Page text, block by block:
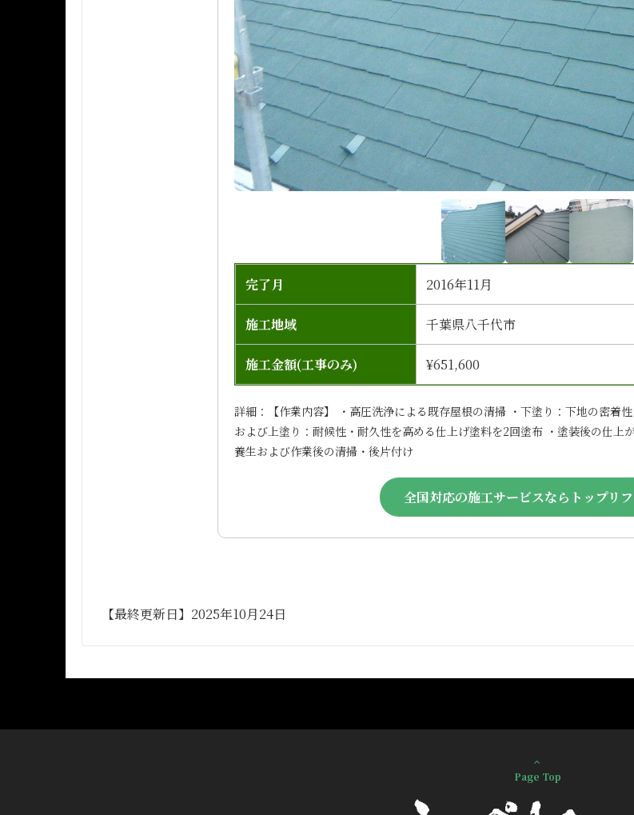
完了月 2016年11月
施工地域 千葉県八千代市
施工金額(工事のみ) ¥651,600
詳細：【作業内容】 ・高圧洗浄による既存屋根の清掃 ・下塗り：下地の密着
および上塗り：耐候性・耐久性を高める仕上げ塗料を2回塗布 ・塗装後の仕上
養生および作業後の清掃・後片付け
全国対応の施工サービスならトップリ
【最終更新日】2025年10月24日
Page Top